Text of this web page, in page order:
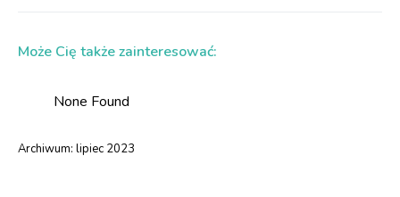
Może Cię także zainteresować:
None Found
Archiwum: lipiec 2023